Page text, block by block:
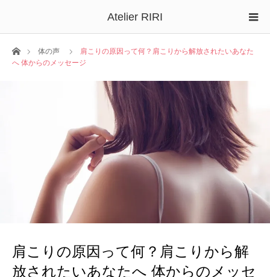
Atelier RIRI
ホーム体の声
肩こりの原因って何？肩こりから解放されたいあなた
へ 体からのメッセージ
肩こりの原因って何？肩こりから解
放されたいあなたへ 体からのメッセ